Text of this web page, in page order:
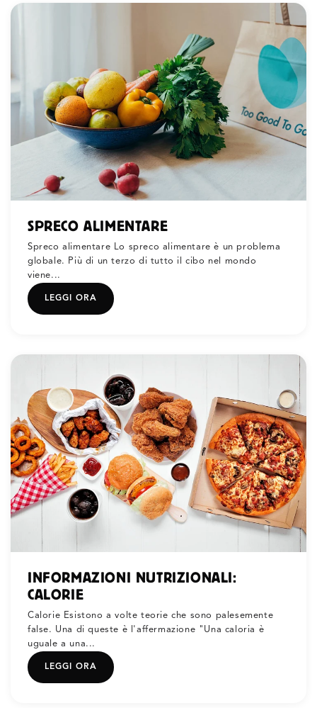
SPRECO ALIMENTARE
Spreco alimentare Lo spreco alimentare è un problema
globale. Più di un terzo di tutto il cibo nel mondo
viene...
LEGGI ORA
INFORMAZIONI NUTRIZIONALI:
CALORIE
Calorie Esistono a volte teorie che sono palesemente
false. Una di queste è l'affermazione "Una caloria è
uguale a una...
LEGGI ORA